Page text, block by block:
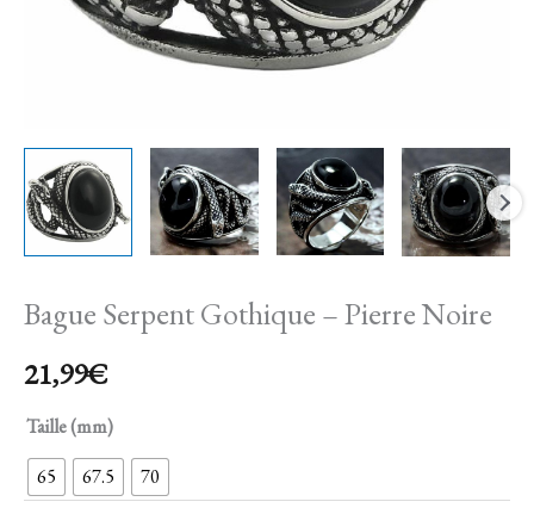
Bague Serpent Gothique – Pierre Noire
21,99€
Taille (mm)
65 67.5 70